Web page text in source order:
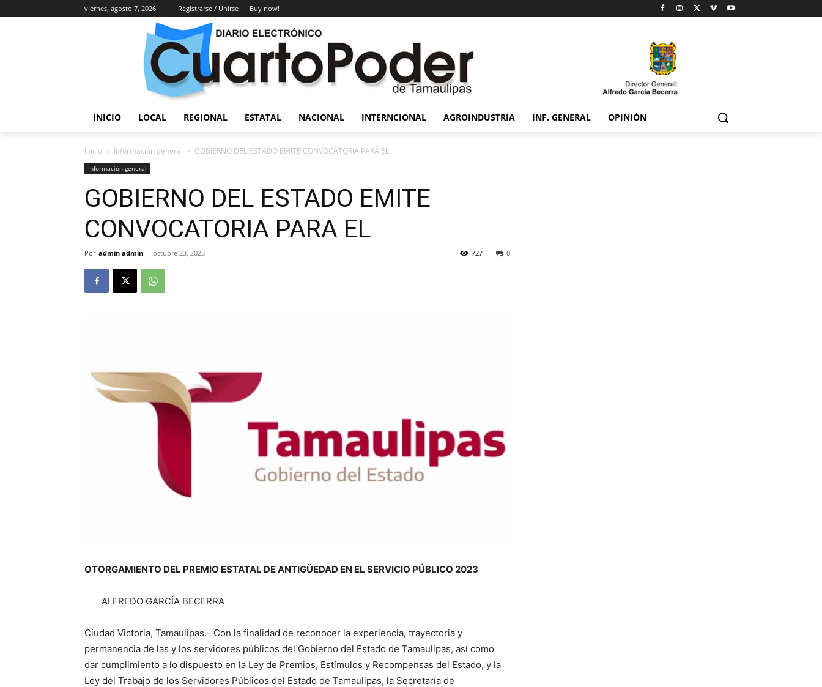
viernes, agosto 7, 2026 Registrarse / Unirse Buy now!
INICIO LOCAL REGIONAL ESTATAL NACIONAL INTERNCIONAL AGROINDUSTRIA INF. GENERAL OPINIÓN
Inicio Información general GOBIERNO DEL ESTADO EMITE CONVOCATORIA PARA EL
Información general
GOBIERNO DEL ESTADO EMITE
CONVOCATORIA PARA EL
Por admin admin - octubre 23, 2023 0
727
OTORGAMIENTO DEL PREMIO ESTATAL DE ANTIGÜEDAD EN EL SERVICIO PÚBLICO 2023
ALFREDO GARCÍA BECERRA
Ciudad Victoria, Tamaulipas.- Con la finalidad de reconocer la experiencia, trayectoria y
permanencia de las y los servidores públicos del Gobierno del Estado de Tamaulipas, así como
dar cumplimiento a lo dispuesto en la Ley de Premios, Estímulos y Recompensas del Estado, y la
Ley del Trabajo de los Servidores Públicos del Estado de Tamaulipas, la Secretaría de